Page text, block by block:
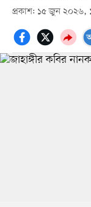
প্রকাশ: ১৫ জুন ২০২৬,